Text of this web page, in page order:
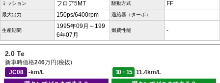
ミッション フロア5MT 駆動方式 FF
最大出力 150ps/6400rpm 過給器（ターボ） -
生産期間
1995年09月～199
6年07月
燃費性能 -
2.0 Te
新車時価格246万円(税抜)
JC08
-km/L 10・15
11.4km/L